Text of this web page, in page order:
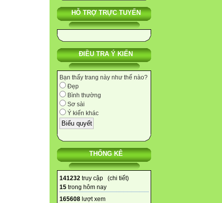
HỖ TRỢ TRỰC TUYẾN
ĐIỀU TRA Ý KIẾN
Bạn thấy trang này như thế nào?
Đẹp
Bình thường
Sơ sài
Ý kiến khác
THỐNG KÊ
141232 truy cập (chi tiết)
15 trong hôm nay
165608 lượt xem